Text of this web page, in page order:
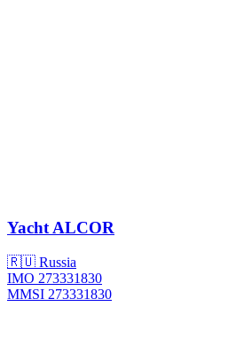
Yacht ALCOR
🇷🇺 Russia
IMO 273331830
MMSI 273331830